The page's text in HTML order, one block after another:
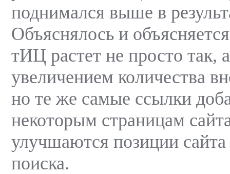
поднимался выше в
Объяснялось и
тИЦ растет не просто так,
увеличением количества
но те же самые ссылки
некоторым страницам
улучшаются позиции сайта
поиска.